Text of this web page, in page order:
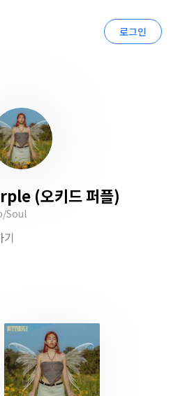
로그인
(오키드 퍼플)
Soul